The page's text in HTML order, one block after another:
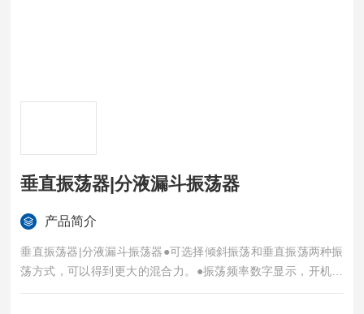
垂直振荡器|分液漏斗振荡器
产品简介
垂直振荡器|分液漏斗振荡器●可选择倾斜振荡和垂直振荡两种振
荡方式，可以得到更大的混合力。●振荡频率数字显示，开机后
可显示上次关机前的振荡次数。可以切换定时振荡和连续振荡。